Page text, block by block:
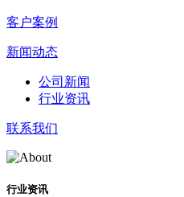
客户案例
新闻动态
公司新闻
行业资讯
联系我们
行业资讯